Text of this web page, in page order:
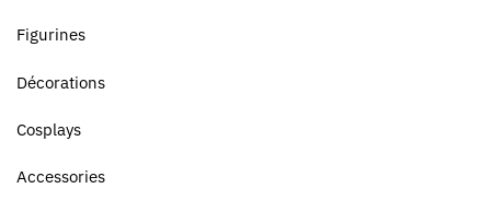
Figurines
Décorations
Cosplays
Accessories